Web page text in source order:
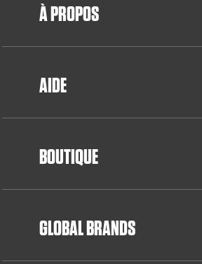
À PROPOS
AIDE
BOUTIQUE
GLOBAL BRANDS